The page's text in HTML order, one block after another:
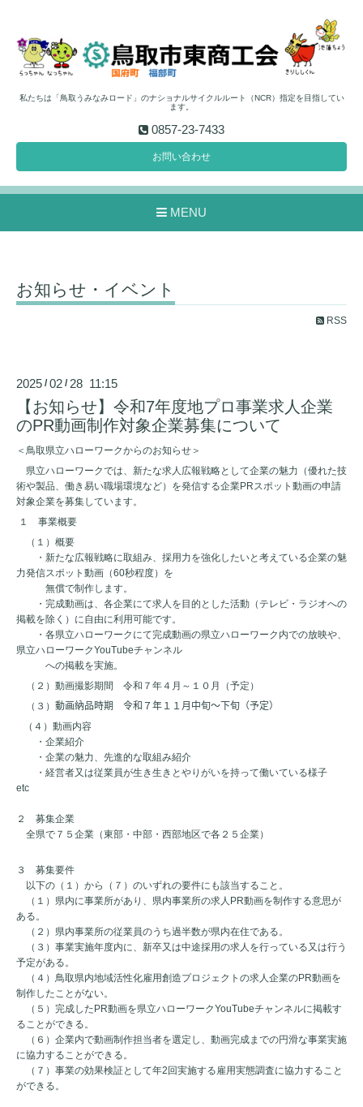
私たちは「鳥取うみなみロード」のナショナルサイクルルート（NCR）指定を目指してい
ます。
0857-23-7433
お問い合わせ
MENU
お知らせ・イベント
RSS
2025 /02 / 28 11:15
【お知らせ】令和7年度地プロ事業求人企業
のPR動画制作対象企業募集について
＜鳥取県立ハローワークからのお知らせ＞
県立ハローワークでは、新たな求人広報戦略として企業の魅力（優れた技
術や製品、働き易い職場環境など）を発信する企業PR スポット動画の申請
対象企業を募集しています。
１ 事業概要
（１）概要
・新たな広報戦略に取組み、採用力を強化したいと考えている企業の魅
力発信スポット動画（60秒程度）を
無償で制作します。
・完成動画は、各企業にて求人を目的とした活動（テレビ・ラジオへの
掲載を除く）に自由に利用可能です。
・各県立ハローワークにて完成動画の県立ハローワーク内での放映や、
県立ハローワークYouTubeチャンネル
への掲載を実施。
（２）動画撮影期間 令和７年４月～１０月（予定）
（３） 動画納品時期 令和７年１１月中旬～下旬（予定）
（４）動画内容
・企業紹介
・企業の魅力、先進的な取組み紹介
・経営者又は従業員が生き生きとやりがいを持って働いている様子
etc
２ 募集企業
全県で７５企業（東部・中部・西部地区で各２５企業）
３ 募集要件
以下の（１）から（７）のいずれの要件にも該当すること。
（１）県内に事業所があり、県内事業所の求人 PR動画を制作する意思が
ある。
（２）県内事業所の従業員のうち過半数が県内在住である。
（３）事業実施年度内に、新卒又は中途採用の求人を行っている又は行う
予定がある。
（４）鳥取県内地域活性化雇用創造プロジェクトの求人企業のPR動画を
制作したことがない。
（５）完成したPR動画を県立ハローワークYouTubeチャンネルに掲載す
ることができる。
（６）企業内で動画制作担当者を選定し、動画完成までの円滑な事業実施
に協力することができる。
（７）事業の効果検証として年2回実施する雇用実態調査に協力すること
ができる。